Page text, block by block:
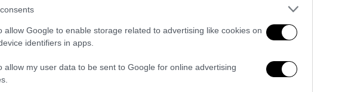
allow Google to enable storage related to advertising like cookies on
identifiers in apps.
allow my user data to be sent to Google for online advertising
στραμμένο σε ένα κοινό που είναι
να σταλεί μήνυμα πως μια σειρά
καθυστερήσεις. Μάλιστα μέσα
θα ανοίξει το θέμα της
να φανεί για ποια άρθρα θα γίνει